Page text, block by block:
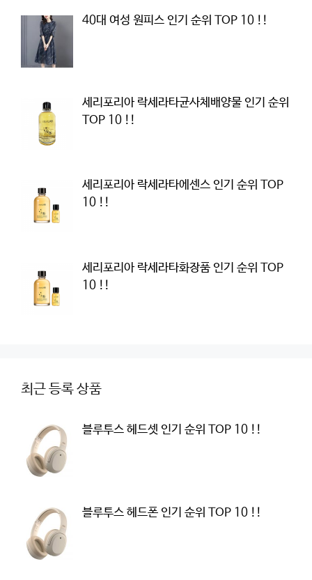
40대 여성 원피스 인기 순위 TOP 10 !!
세리포리아 락세라타균사체배양물 인기 순위
TOP 10 !!
세리포리아 락세라타에센스 인기 순위 TOP
10 !!
세리포리아 락세라타화장품 인기 순위 TOP
10 !!
최근 등록 상품
블루투스 헤드셋 인기 순위 TOP 10 !!
블루투스 헤드폰 인기 순위 TOP 10 !!